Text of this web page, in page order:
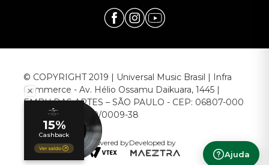
Ajuda
© COPYRIGHT 2019 | Universal Music Brasil | Infra
Commerce - Av. Hélio Ossamu Daikuara, 1445 |
EMBU DAS ARTES – SÃO PAULO - CEP: 06807-000
CNPJ: 00.952.789/0009-38
Powered byDeveloped by